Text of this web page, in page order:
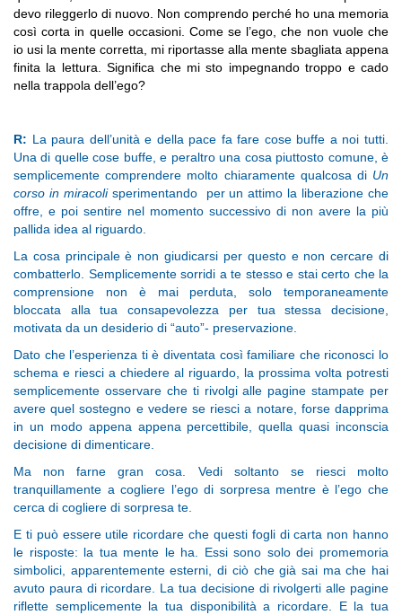
devo rileggerlo di nuovo. Non comprendo perché ho una memoria
così corta in quelle occasioni. Come se l’ego, che non vuole che
io usi la mente corretta, mi riportasse alla mente sbagliata appena
finita la lettura. Significa che mi sto impegnando troppo e cado
nella trappola dell’ego?
R: La paura dell’unità e della pace fa fare cose buffe a noi tutti.
Una di quelle cose buffe, e peraltro una cosa piuttosto comune, è
semplicemente comprendere molto chiaramente qualcosa di Un
corso in miracolisperimentando per un attimo la liberazione che
offre, e poi sentire nel momento successivo di non avere la più
pallida idea al riguardo.
La cosa principale è non giudicarsi per questo e non cercare di
combatterlo. Semplicemente sorridi a te stesso e stai certo che la
comprensione non è mai perduta, solo temporaneamente
bloccata alla tua consapevolezza per tua stessa decisione,
motivata da un desiderio di “auto”- preservazione.
Dato che l’esperienza ti è diventata così familiare che riconosci lo
schema e riesci a chiedere al riguardo, la prossima volta potresti
semplicemente osservare che ti rivolgi alle pagine stampate per
avere quel sostegno e vedere se riesci a notare, forse dapprima
in un modo appena appena percettibile, quella quasi inconscia
decisione di dimenticare.
Ma non farne gran cosa. Vedi soltanto se riesci molto
tranquillamente a cogliere l’ego di sorpresa mentre è l’ego che
cerca di cogliere di sorpresa te.
E ti può essere utile ricordare che questi fogli di carta non hanno
le risposte: la tua mente le ha. Essi sono solo dei promemoria
simbolici, apparentemente esterni, di ciò che già sai ma che hai
avuto paura di ricordare. La tua decisione di rivolgerti alle pagine
riflette semplicemente la tua disponibilità a ricordare. E la tua